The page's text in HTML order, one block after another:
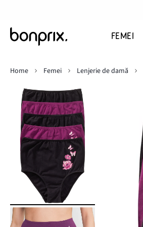
FEMEI
Home
Femei Lenjerie de damă